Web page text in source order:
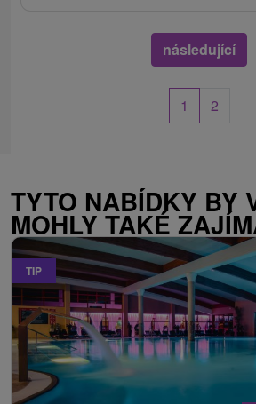
následující
1 2
TYTO NABÍDKY BY
MOHLY TAKÉ
TIP